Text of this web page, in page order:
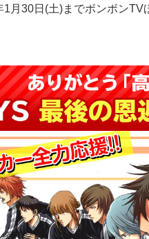
1月30日(土)までボンボン